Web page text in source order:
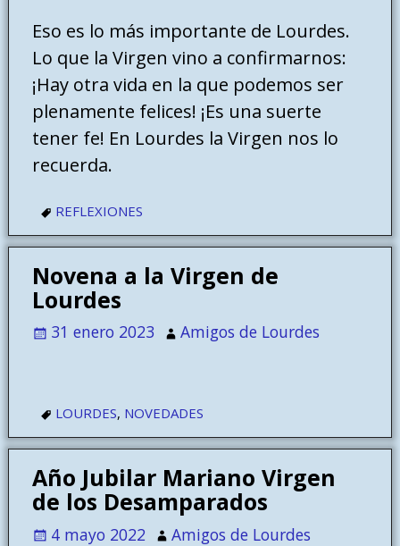
Eso es lo más importante de Lourdes.
Lo que la Virgen vino a confirmarnos:
¡Hay otra vida en la que podemos ser
plenamente felices! ¡Es una suerte
tener fe! En Lourdes la Virgen nos lo
recuerda.
REFLEXIONES
Novena a la Virgen de
Lourdes
31 enero 2023 Amigos de Lourdes
LOURDES, NOVEDADES
Año Jubilar Mariano Virgen
de los Desamparados
4 mayo 2022 Amigos de Lourdes